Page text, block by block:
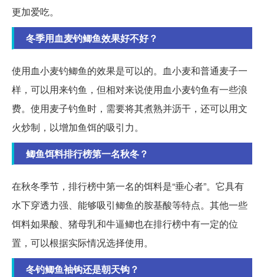
更加爱吃。
冬季用血麦钓鲫鱼效果好不好？
使用血小麦钓鲫鱼的效果是可以的。血小麦和普通麦子一
样，可以用来钓鱼，但相对来说使用血小麦钓鱼有一些浪
费。使用麦子钓鱼时，需要将其煮熟并沥干，还可以用文
火炒制，以增加鱼饵的吸引力。
鲫鱼饵料排行榜第一名秋冬？
在秋冬季节，排行榜中第一名的饵料是“垂心者”。它具有
水下穿透力强、能够吸引鲫鱼的胺基酸等特点。其他一些
饵料如果酸、猪母乳和牛逼鲫也在排行榜中有一定的位
置，可以根据实际情况选择使用。
冬钓鲫鱼袖钩还是朝天钩？